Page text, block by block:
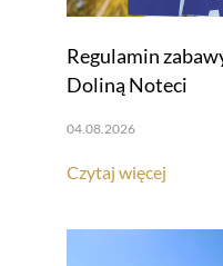
Regulamin
Doliną Noteci
04.08.2026
Czytaj więcej